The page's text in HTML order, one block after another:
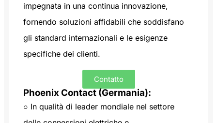
impegnata in una continua innovazione,
fornendo soluzioni affidabili che soddisfano
gli standard internazionali e le esigenze
specifiche dei clienti.
Contatto
Phoenix Contact (Germania):
○ In qualità di leader mondiale nel settore